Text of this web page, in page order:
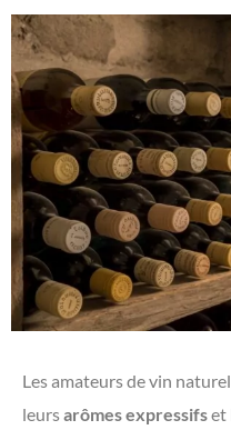
Les amateurs de vin
leursarômes expressifset